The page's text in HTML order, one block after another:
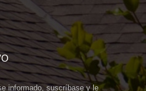
informado, suscríbase y le